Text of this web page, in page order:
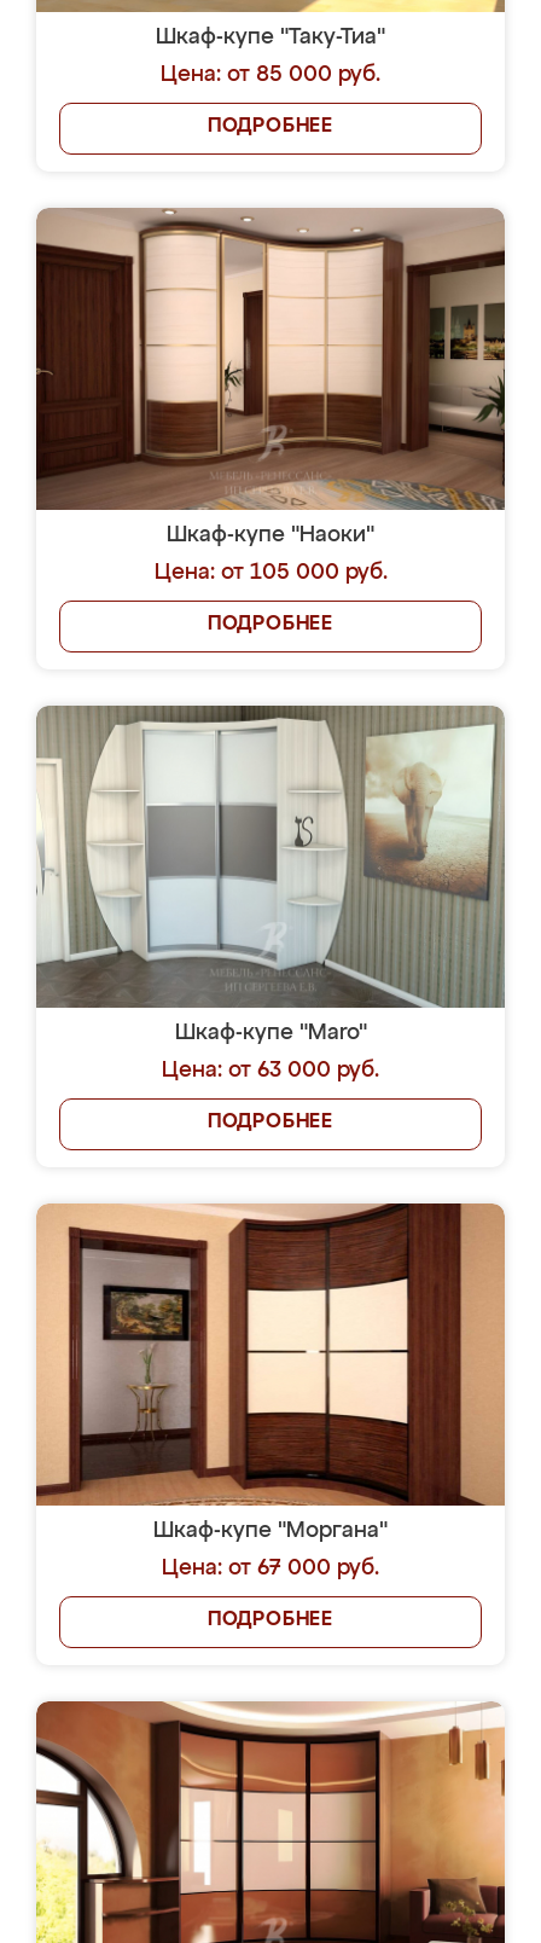
Шкаф-купе "Таку-Тиа"
Цена: от 85 000 руб.
ПОДРОБНЕЕ
Шкаф-купе "Наоки"
Цена: от 105 000 руб.
ПОДРОБНЕЕ
Шкаф-купе "Maro"
Цена: от 63 000 руб.
ПОДРОБНЕЕ
Шкаф-купе "Моргана"
Цена: от 67 000 руб.
ПОДРОБНЕЕ